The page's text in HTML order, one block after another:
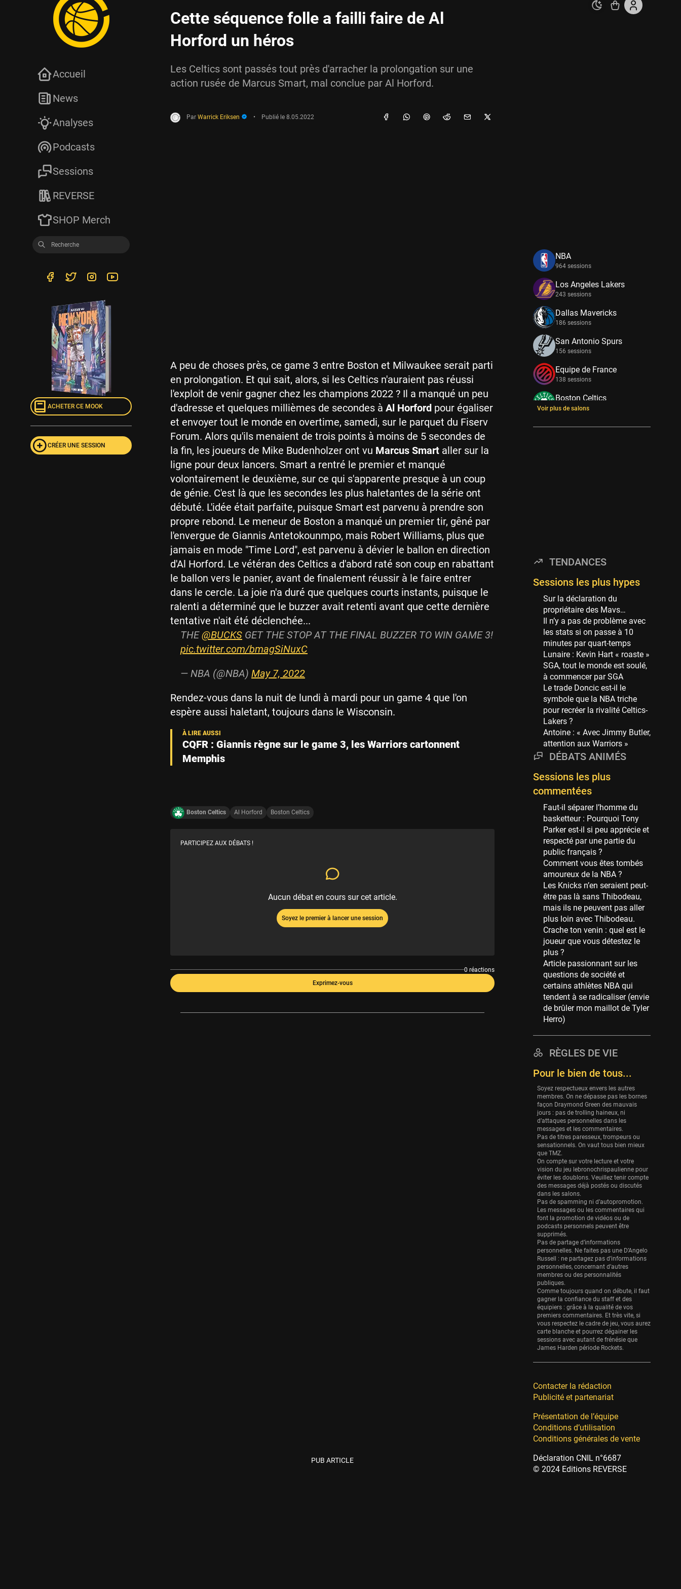
Cette séquence folle a failli faire de Al
Horford un héros
Les Celtics sont passés tout près d'arracher la prolongation sur une
action rusée de Marcus Smart, mal conclue par Al Horford.
Par Warrick Eriksen • Publié le 8.05.2022
A peu de choses près, ce game 3 entre Boston et Milwaukee serait parti
en prolongation. Et qui sait, alors, si les Celtics n'auraient pas réussi
l'exploit de venir gagner chez les champions 2022 ? Il a manqué un peu
d'adresse et quelques millièmes de secondes à Al Horford pour égaliser
et envoyer tout le monde en overtime, samedi, sur le parquet du Fiserv
Forum. Alors qu'ils menaient de trois points à moins de 5 secondes de
la fin, les joueurs de Mike Budenholzer ont vu Marcus Smart aller sur la
ligne pour deux lancers. Smart a rentré le premier et manqué
volontairement le deuxième, sur ce qui s'apparente presque à un coup
de génie. C'est là que les secondes les plus haletantes de la série ont
débuté. L'idée était parfaite, puisque Smart est parvenu à prendre son
propre rebond. Le meneur de Boston a manqué un premier tir, gêné par
l'envergue de Giannis Antetokounmpo, mais Robert Williams, plus que
jamais en mode "Time Lord", est parvenu à dévier le ballon en direction
d'Al Horford. Le vétéran des Celtics a d'abord raté son coup en rabattant
le ballon vers le panier, avant de finalement réussir à le faire entrer
dans le cercle. La joie n'a duré que quelques courts instants, puisque le
ralenti a déterminé que le buzzer avait retenti avant que cette dernière
tentative n'ait été déclenchée...
THE@BUCKS GET THE STOP AT THE FINAL BUZZER TO WIN GAME 3!
pic.twitter.com/bmagSiNuxC
— NBA (@NBA) May 7, 2022
Rendez-vous dans la nuit de lundi à mardi pour un game 4 que l'on
espère aussi haletant, toujours dans le Wisconsin.
CQFR : Giannis règne sur le game 3, les Warriors cartonnent
Memphis
Boston Celtics Al Horford Boston Celtics
PARTICIPEZ AUX DÉBATS !
Aucun débat en cours sur cet article.
Soyez le premier à lancer une session
0 réactions
Exprimez-vous
PUB ARTICLE
Accueil
News
Analyses
Podcasts
Sessions
REVERSE
SHOP Merch
ACHETER CE MOOK
CRÉER UNE SESSION
NBA
964 sessions
Los Angeles Lakers
243 sessions
Dallas Mavericks
186 sessions
San Antonio Spurs
156 sessions
Equipe de France
138 sessions
Boston Celtics
133 sessions
New York Knicks
Philadelphia Sixers
89 sessions
Milwaukee Bucks
82 sessions
Hoop Culture
73 sessions
Oklahoma City Thunder
69 sessions
Phoenix Suns
69 sessions
Miami Heat
63 sessions
Los Angeles Clippers
61 sessions
53 sessions
New Orleans Pelicans
53 sessions
Jeux Olympiques
52 sessions
Atlanta Hawks
45 sessions
Chicago Bulls
41 sessions
Memphis Grizzlies
39 sessions
Cleveland Cavaliers
38 sessions
Orlando Magic
36 sessions
Euroleague
34 sessions
Charlotte Hornets
Houston Rockets
Washington Wizards
29 sessions
Portland Trail Blazers
27 sessions
Eurobasket
25 sessions
Detroit Pistons
25 sessions
Brooklyn Nets
24 sessions
Sacramento Kings
24 sessions
Utah Jazz
22 sessions
Toronto Raptors
18 sessions
REVERSE
11 sessions
Bleues
0 sessions
Voir plus de salons
TENDANCES
Sessions les plus hypes
Sur la déclaration du
propriétaire des Mavs…
Il n’y a pas de problème avec
les stats si on passe à 10
minutes par quart-temps
Lunaire : Kevin Hart « roaste »
SGA, tout le monde est soulé,
à commencer par SGA
Le trade Doncic est-il le
symbole que la NBA triche
pour recréer la rivalité Celtics-
Lakers ?
Antoine : « Avec Jimmy Butler,
attention aux Warriors »
DÉBATS ANIMÉS
Sessions les plus
commentées
Faut-il séparer l’homme du
basketteur : Pourquoi Tony
Parker est-il si peu apprécie et
respecté par une partie du
public français ?
Comment vous êtes tombés
amoureux de la NBA ?
Les Knicks n’en seraient peut-
être pas là sans Thibodeau,
mais ils ne peuvent pas aller
plus loin avec Thibodeau.
Crache ton venin : quel est le
joueur que vous détestez le
plus ?
Article passionnant sur les
questions de société et
certains athlètes NBA qui
tendent à se radicaliser (envie
de brûler mon maillot de Tyler
Herro)
RÈGLES DE VIE
Pour le bien de tous...
Soyez respectueux envers les autres
membres. On ne dépasse pas les bornes
façon Draymond Green des mauvais
jours : pas de trolling haineux, ni
d’attaques personnelles dans les
messages et les commentaires.
Pas de titres paresseux, trompeurs ou
sensationnels. On vaut tous bien mieux
que TMZ.
On compte sur votre lecture et votre
vision du jeu lebronochrispaulienne pour
éviter les doublons. Veuillez tenir compte
des messages déjà postés ou discutés
dans les salons.
Pas de spamming ni d’autopromotion.
Les messages ou les commentaires qui
font la promotion de vidéos ou de
podcasts personnels peuvent être
supprimés.
Pas de partage d’informations
personnelles. Ne faites pas une D’Angelo
Russell : ne partagez pas d’informations
personnelles, concernant d’autres
membres ou des personnalités
publiques.
Comme toujours quand on débute, il faut
gagner la confiance du staff et des
équipiers : grâce à la qualité de vos
premiers commentaires. Et très vite, si
vous respectez le cadre de jeu, vous aurez
carte blanche et pourrez dégainer les
sessions avec autant de frénésie que
James Harden période Rockets.
Contacter la rédaction
Publicité et partenariat
Présentation de l’équipe
Conditions d’utilisation
Conditions générales de vente
Déclaration CNIL n°6687
© 2024 Editions REVERSE